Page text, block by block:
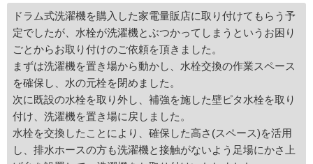
ドラム式洗濯機を購入した家電量販店に取り付けてもらう予
定でしたが、水栓が洗濯機とぶつかってしまうというお困り
ごとからお取り付けのご依頼を頂きました。
まずは洗濯機を置き場から動かし、水栓交換の作業スペース
を確保し、水の元栓を閉めました。
次に既設の水栓を取り外し、補強を施した壁ピタ水栓を取り
付け、洗濯機を置き場に戻しました。
水栓を交換したことにより、確保した高さ(スペース)を活用
し、排水ホースの方も洗濯機と接触がないよう足場にかさ上